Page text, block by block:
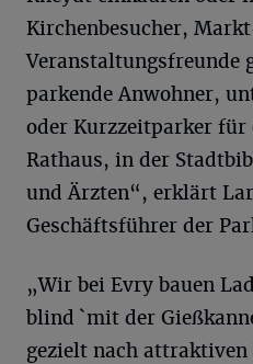
Kirchenbesucher,
Veranstaltungsfreunde
parkende Anwohner,
oder Kurzzeitparker für
Rathaus, in der
und Ärzten“, erklärt
Geschäftsführer der
„Wir bei Evry bauen
blind `mit der
gezielt nach attraktiven